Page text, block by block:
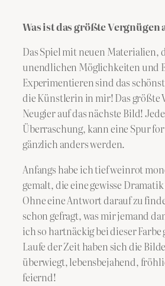
Was ist das größte Vergnügen
Das Spiel mit neuen Materialien,
unendlichen Möglichkeiten und
Experimentieren sind das
die Künstlerin in mir! Das größte
Neugier auf das nächste Bild!
Überraschung, kann eine Spur
gänzlich anders werden.
Anfangs habe ich tief weinrot
gemalt, die eine gewisse
Ohne eine Antwort darauf zu
schon gefragt, was mir jemand
ich so hartnäckig bei dieser
Laufe der Zeit haben sich die
überwiegt, lebensbejahend,
feiernd!